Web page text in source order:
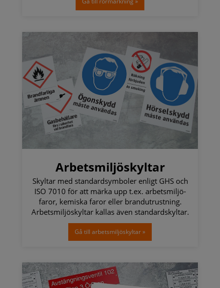
Arbetsmiljöskyltar
Skyltar med standardsymboler enligt GHS och
ISO 7010 för att märka upp t.ex. arbetsmiljö-
faror, kemiska faror eller brandutrustning.
Arbetsmiljöskyltar kallas även standardskyltar.
Gå till arbetsmiljöskyltar »